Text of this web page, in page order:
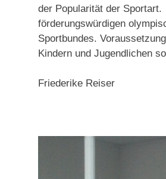
der Popularität der
förderungswürdigen
Sportbundes.
Kindern und Jugendlichen
Friederike Reiser